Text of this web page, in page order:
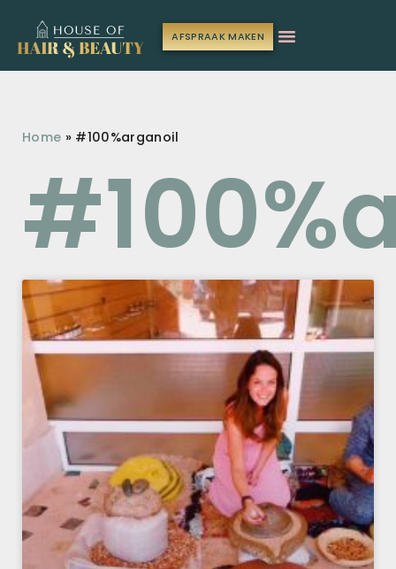
AFSPRAAK MAKEN
Home » #100%arganoil